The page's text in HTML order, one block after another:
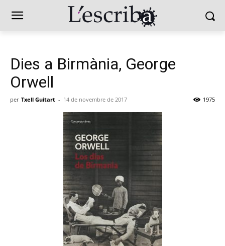
Dies a Birmània, George
Orwell
per Txell Guitart - 14 de novembre de 2017 1975